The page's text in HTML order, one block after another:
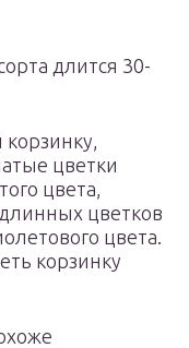
длится 30-
цветки
цвета,
цветков
цвета.
корзинку